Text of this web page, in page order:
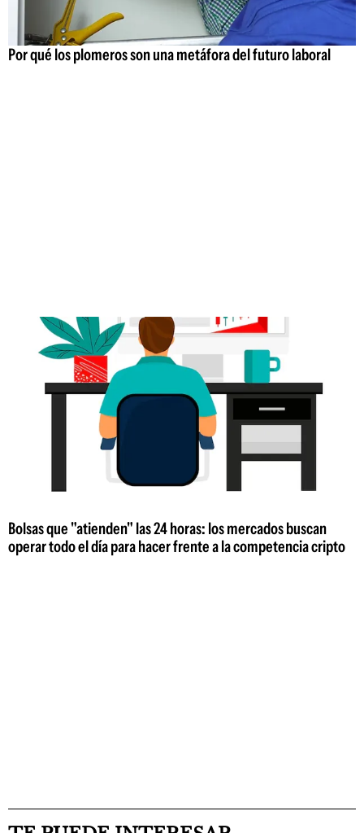
Por qué los plomeros son una metáfora del futuro laboral
Bolsas que "atienden" las 24 horas: los mercados buscan
operar todo el día para hacer frente a la competencia cripto